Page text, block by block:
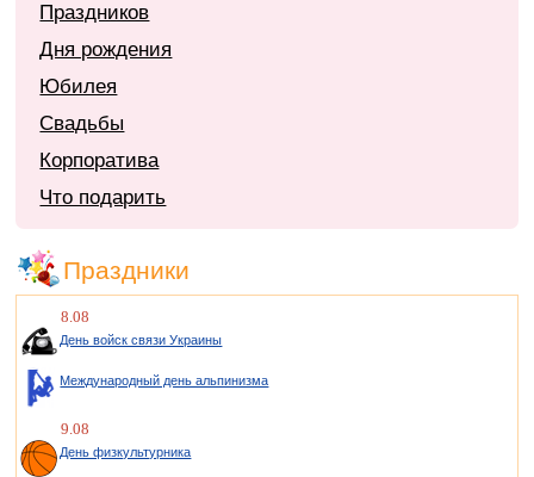
Праздников
Дня рождения
Юбилея
Свадьбы
Корпоратива
Что подарить
Праздники
8.08
День войск связи Украины
Международный день альпинизма
9.08
День физкультурника